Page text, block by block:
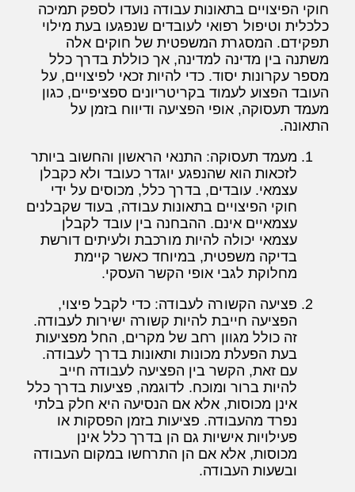
חוקי הפיצויים בתאונות עבודה נועדו לספק תמיכה
כלכלית וטיפול רפואי לעובדים שנפגעו בעת מילוי
תפקידם. המסגרת המשפטית של חוקים אלה
משתנה בין מדינה למדינה, אך כוללת בדרך כלל
מספר עקרונות יסוד. כדי להיות זכאי לפיצויים, על
העובד הפצוע לעמוד בקריטריונים ספציפיים, כגון
מעמד תעסוקה, אופי הפציעה ודיווח בזמן על
התאונה.
מעמד תעסוקה: התנאי הראשון והחשוב ביותר
לזכאות הוא שהנפגע יוגדר כעובד ולא כקבלן
עצמאי. עובדים, בדרך כלל, מכוסים על ידי
חוקי הפיצויים בתאונות עבודה, בעוד שקבלנים
עצמאיים אינם. ההבחנה בין עובד לקבלן
עצמאי יכולה להיות מורכבת ולעיתים דורשת
בדיקה משפטית, במיוחד כאשר קיימת
מחלוקת לגבי אופי הקשר העסקי.
פציעה הקשורה לעבודה: כדי לקבל פיצוי,
הפציעה חייבת להיות קשורה ישירות לעבודה.
זה כולל מגוון רחב של מקרים, החל מפציעות
בעת הפעלת מכונות ותאונות בדרך לעבודה.
עם זאת, הקשר בין הפציעה לעבודה חייב
להיות ברור ומוכח. לדוגמה, פציעות בדרך כלל
אינן מכוסות, אלא אם הנסיעה היא חלק בלתי
נפרד מהעבודה. פציעות בזמן הפסקות או
פעילויות אישיות גם הן בדרך כלל אינן
מכוסות, אלא אם הן התרחשו במקום העבודה
ובשעות העבודה.